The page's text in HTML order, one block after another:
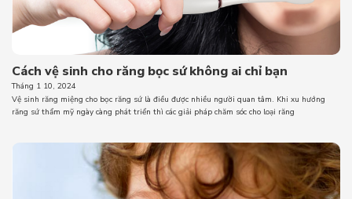
Cách vệ sinh cho răng bọc sứ không ai chỉ bạn
Tháng 1 10, 2024
Vệ sinh răng miệng cho bọc răng sứ là điều được nhiều người quan tâm. Khi xu hướng
răng sứ thẩm mỹ ngày càng phát triển thì các giải pháp chăm sóc cho loại răng